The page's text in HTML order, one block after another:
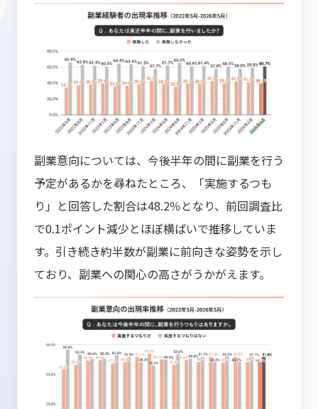
副業意向については、今後半年の間に副業を行う
予定があるかを尋ねたところ、「実施するつも
り」と回答した割合は48.2％となり、前回調査比
で0.1ポイント減少とほぼ横ばいで推移していま
す。引き続き約半数が副業に前向きな姿勢を示し
ており、副業への関心の高さがうかがえます。